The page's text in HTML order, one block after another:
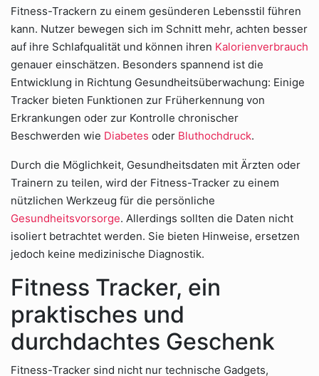
Fitness-Trackern zu einem gesünderen Lebensstil führen
kann. Nutzer bewegen sich im Schnitt mehr, achten besser
auf ihre Schlafqualität und können ihren Kalorienverbrauch
genauer einschätzen. Besonders spannend ist die
Entwicklung in Richtung Gesundheitsüberwachung: Einige
Tracker bieten Funktionen zur Früherkennung von
Erkrankungen oder zur Kontrolle chronischer
Beschwerden wie Diabetes oder Bluthochdruck.
Durch die Möglichkeit, Gesundheitsdaten mit Ärzten oder
Trainern zu teilen, wird der Fitness-Tracker zu einem
nützlichen Werkzeug für die persönliche
Gesundheitsvorsorge. Allerdings sollten die Daten nicht
isoliert betrachtet werden. Sie bieten Hinweise, ersetzen
jedoch keine medizinische Diagnostik.
Fitness Tracker, ein
praktisches und
durchdachtes Geschenk
Fitness-Tracker sind nicht nur technische Gadgets,